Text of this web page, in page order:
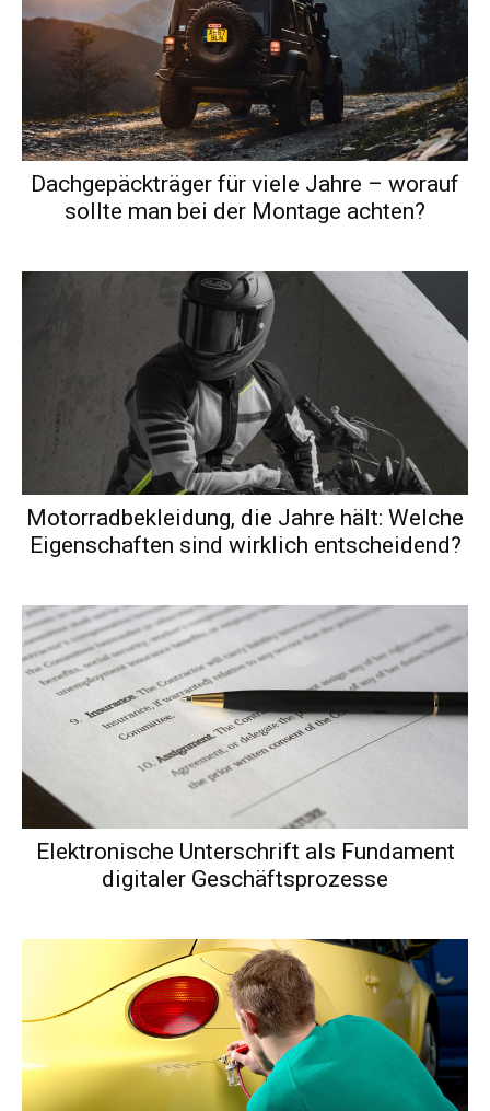
Dachgepäckträger für viele Jahre – worauf
sollte man bei der Montage achten?
Motorradbekleidung, die Jahre hält: Welche
Eigenschaften sind wirklich entscheidend?
Elektronische Unterschrift als Fundament
digitaler Geschäftsprozesse